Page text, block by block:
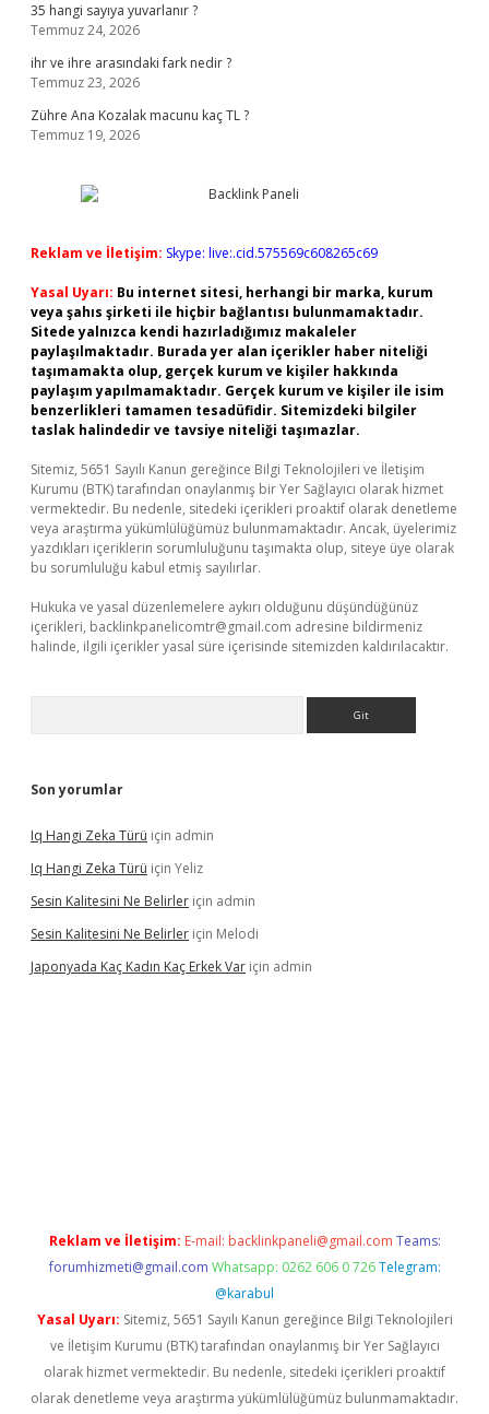
35 hangi sayıya yuvarlanır ?
Temmuz 24, 2026
ihr ve ihre arasındaki fark nedir ?
Temmuz 23, 2026
Zühre Ana Kozalak macunu kaç TL ?
Temmuz 19, 2026
Reklam ve İletişim: Skype: live:.cid.575569c608265c69
Yasal Uyarı: Bu internet sitesi, herhangi bir marka, kurum
veya şahıs şirketi ile hiçbir bağlantısı bulunmamaktadır.
Sitede yalnızca kendi hazırladığımız makaleler
paylaşılmaktadır. Burada yer alan içerikler haber niteliği
taşımamakta olup, gerçek kurum ve kişiler hakkında
paylaşım yapılmamaktadır. Gerçek kurum ve kişiler ile isim
benzerlikleri tamamen tesadüfidir. Sitemizdeki bilgiler
taslak halindedir ve tavsiye niteliği taşımazlar.
Sitemiz, 5651 Sayılı Kanun gereğince Bilgi Teknolojileri ve İletişim
Kurumu (BTK) tarafından onaylanmış bir Yer Sağlayıcı olarak hizmet
vermektedir. Bu nedenle, sitedeki içerikleri proaktif olarak denetleme
veya araştırma yükümlülüğümüz bulunmamaktadır. Ancak, üyelerimiz
yazdıkları içeriklerin sorumluluğunu taşımakta olup, siteye üye olarak
bu sorumluluğu kabul etmiş sayılırlar.
Hukuka ve yasal düzenlemelere aykırı olduğunu düşündüğünüz
içerikleri, backlinkpanelicomtr@gmail.com adresine bildirmeniz
halinde, ilgili içerikler yasal süre içerisinde sitemizden kaldırılacaktır.
Son yorumlar
Iq Hangi Zeka Türü için admin
Iq Hangi Zeka Türü için Yeliz
Sesin Kalitesini Ne Belirler için admin
Sesin Kalitesini Ne Belirler için Melodi
Japonyada Kaç Kadın Kaç Erkek Var için admin
Reklam ve İletişim: E-mail: backlinkpaneli@gmail.com Teams:
forumhizmeti@gmail.com Whatsapp: 0262 606 0 726 Telegram:
@karabul
Yasal Uyarı: Sitemiz, 5651 Sayılı Kanun gereğince Bilgi Teknolojileri
ve İletişim Kurumu (BTK) tarafından onaylanmış bir Yer Sağlayıcı
olarak hizmet vermektedir. Bu nedenle, sitedeki içerikleri proaktif
olarak denetleme veya araştırma yükümlülüğümüz bulunmamaktadır.